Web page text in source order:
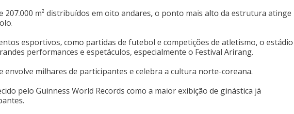
207.000 m² distribuídos em oito andares, o ponto mais alto da estrutura atinge
esportivos, como partidas de futebol e competições de atletismo, o estádio
performances e espetáculos, especialmente o Festival Arirang.
envolve milhares de participantes e celebra a cultura norte-coreana.
pelo Guinness World Records como a maior exibição de ginástica já